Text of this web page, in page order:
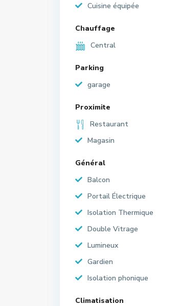
Cuisine équipée
Chauffage
Central
Parking
garage
Proximite
Restaurant
Magasin
Général
Balcon
Portail Électrique
Isolation Thermique
Double Vitrage
Lumineux
Gardien
Isolation phonique
Climatisation